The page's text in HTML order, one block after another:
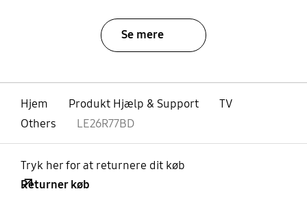
Se mere
Hjem Produkt Hjælp & Support
TV
Others
LE26R77BD
Tryk her for at returnere dit køb
Returner køb